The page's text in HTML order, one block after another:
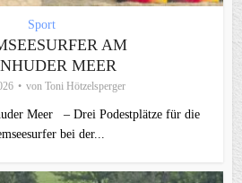
Sport
AM
MEER
von Toni Hötzelsperger
Meer – Drei Podestplätze für die
bei der...